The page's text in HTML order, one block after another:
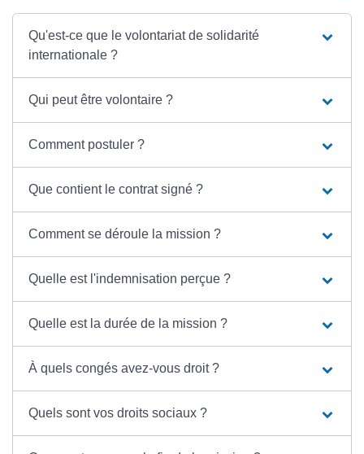
Qu'est-ce que le volontariat de solidarité
internationale ?
Qui peut être volontaire ?
Comment postuler ?
Que contient le contrat signé ?
Comment se déroule la mission ?
Quelle est l'indemnisation perçue ?
Quelle est la durée de la mission ?
À quels congés avez-vous droit ?
Quels sont vos droits sociaux ?